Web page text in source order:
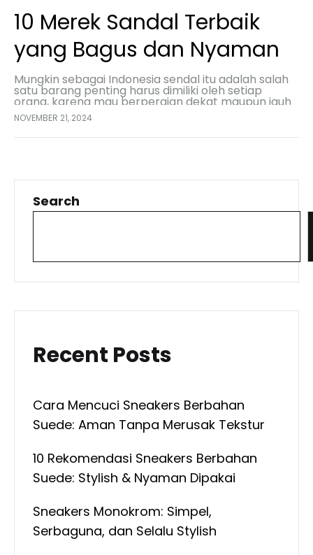
10 Merek Sandal Terbaik
yang Bagus dan Nyaman
Mungkin sebagai Indonesia sendal itu adalah salah
satu barang penting harus dimiliki oleh setiap
orang, karena mau berpergian dekat maupun jauh
itu nyaman menggunakan alas kaki yang biasa kita
sebut…
NOVEMBER 21, 2024
Search
Recent Posts
Cara Mencuci Sneakers Berbahan
Suede: Aman Tanpa Merusak Tekstur
10 Rekomendasi Sneakers Berbahan
Suede: Stylish & Nyaman Dipakai
Sneakers Monokrom: Simpel,
Serbaguna, dan Selalu Stylish